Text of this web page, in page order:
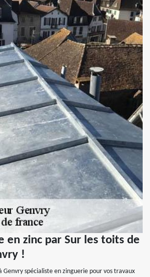
en zinc par Sur les toits de
!
Genvry spécialiste en zinguerie pour vos travaux